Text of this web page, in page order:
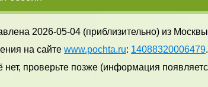
2026-05-04 (приблизительно) из
на сайте www.pochta.ru: 14088320006479
проверьте позже (информация